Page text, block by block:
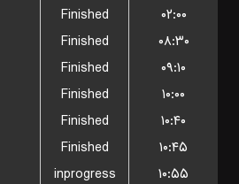
Finished
۰۲:۰۰
Finished
۰۸:۳۰
Finished
۰۹:۱۰
Finished
۱۰:۰۰
Finished
۱۰:۴۰
Finished
۱۰:۴۵
inprogress ۱۰:۵۵